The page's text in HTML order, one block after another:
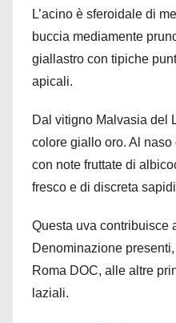
L’acino è sferoidale di
buccia mediamente
giallastro con tipiche
apicali.
Dal vitigno Malvasia del
colore giallo oro. Al
con note fruttate di
fresco e di discreta
Questa uva contribuisce
Denominazione
Roma DOC, alle altre
laziali.